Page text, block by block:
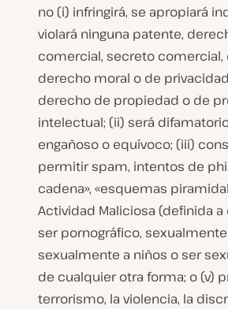
no (i) infringirá, se apropiará
violará ninguna patente,
comercial, secreto comercial,
derecho moral o de
derecho de propiedad o de
intelectual; (ii) será
engañoso o equívoco; (iii)
permitir spam, intentos de
cadena», «esquemas
Actividad Maliciosa (definida
ser pornográfico,
sexualmente a niños o ser
de cualquier otra forma; o (v)
terrorismo, la violencia, la